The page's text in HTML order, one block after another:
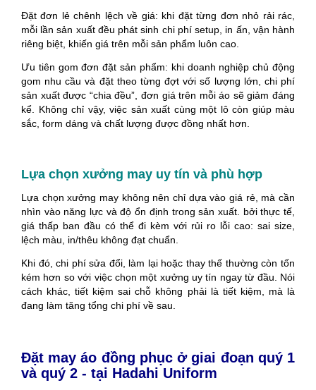
Đặt đơn lẻ chênh lệch về giá: khi đặt từng đơn nhỏ rải rác,
mỗi lần sản xuất đều phát sinh chi phí setup, in ấn, vận hành
riêng biệt, khiến giá trên mỗi sản phẩm luôn cao.
Ưu tiên gom đơn đặt sản phẩm: khi doanh nghiệp chủ động
gom nhu cầu và đặt theo từng đợt với số lượng lớn, chi phí
sản xuất được “chia đều”, đơn giá trên mỗi áo sẽ giảm đáng
kể. Không chỉ vậy, việc sản xuất cùng một lô còn giúp màu
sắc, form dáng và chất lượng được đồng nhất hơn.
Lựa chọn xưởng may uy tín và phù hợp
Lựa chọn xưởng may không nên chỉ dựa vào giá rẻ, mà cần
nhìn vào năng lực và độ ổn định trong sản xuất. bởi thực tế,
giá thấp ban đầu có thể đi kèm với rủi ro lỗi cao: sai size,
lệch màu, in/thêu không đạt chuẩn.
Khi đó, chi phí sửa đổi, làm lại hoặc thay thế thường còn tốn
kém hơn so với việc chọn một xưởng uy tín ngay từ đầu. Nói
cách khác, tiết kiệm sai chỗ không phải là tiết kiệm, mà là
đang làm tăng tổng chi phí về sau.
Đặt may áo đồng phục ở giai đoạn quý 1
và quý 2 - tại Hadahi Uniform